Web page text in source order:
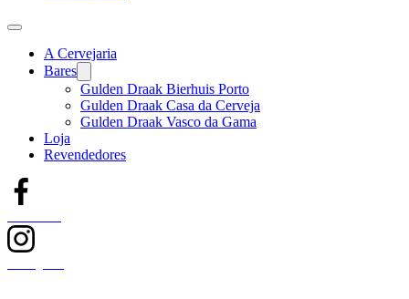
A Cervejaria
Bares
Gulden Draak Bierhuis Porto
Gulden Draak Casa da Cerveja
Gulden Draak Vasco da Gama
Loja
Revendedores